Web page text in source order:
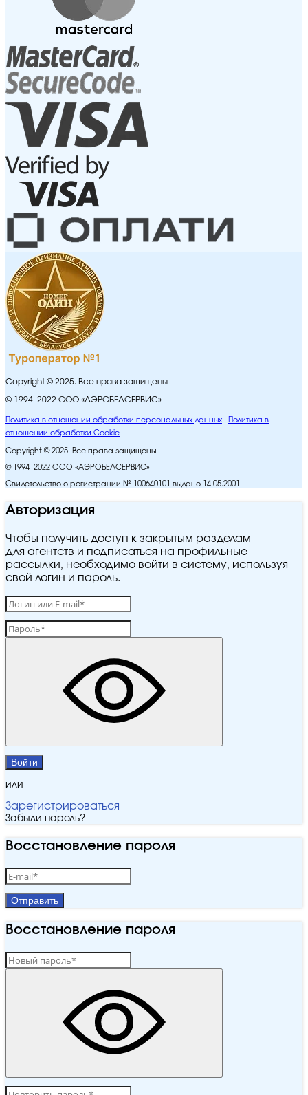
Copyright © 2025. Все права защищены
© 1994–2022 ООО «АЭРОБЕЛСЕРВИС»
Политика в отношении обработки персональных данных
Политика в
отношении обработки Cookie
Copyright © 2025. Все права защищены
© 1994–2022 ООО «АЭРОБЕЛСЕРВИС»
Свидетельство о регистрации № 100640101 выдано 14.05.2001
Авторизация
Чтобы получить доступ к закрытым разделам
для агентств и подписаться на профильные
рассылки, необходимо войти в систему, используя
свой логин и пароль.
Войти
или
Зарегистрироваться
Забыли пароль?
Восстановление пароля
Отправить
Восстановление пароля